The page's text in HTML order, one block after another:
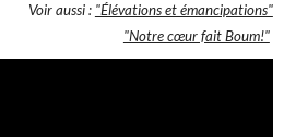
Voir aussi : "Élévations et émancipations"
"Notre cœur fait Boum!"